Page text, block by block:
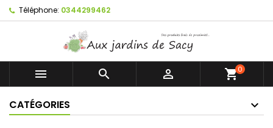
Téléphone: 0344299462
   shopping_cart0
CATÉGORIES